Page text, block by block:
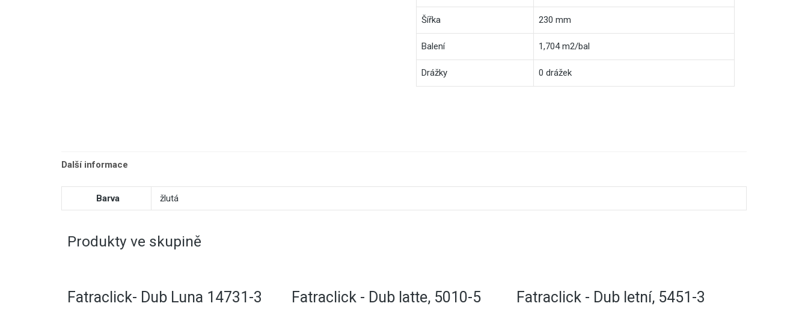
Šířka 230 mm
Balení 1,704 m2/bal
Drážky 0 drážek
Další informace
Barva žlutá
Produkty ve skupině
Fatraclick- Dub Luna 14731-3 Fatraclick - Dub latte, 5010-5 Fatraclick - Dub letní, 5451-3